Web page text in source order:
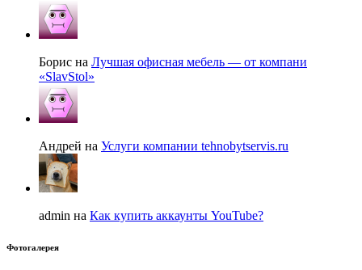
Борис на Лучшая офисная мебель — от компани
«SlavStol»
Андрей на Услуги компании tehnobytservis.ru
admin на Как купить аккаунты YouTube?
Фотогалерея